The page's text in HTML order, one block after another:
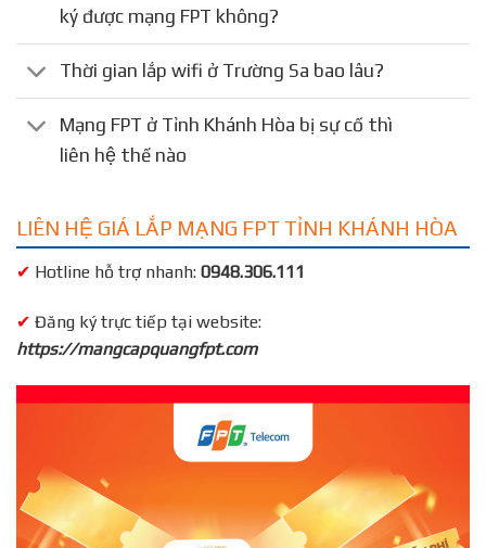
ký được mạng FPT không?
Thời gian lắp wifi ở Trường Sa bao lâu?
Mạng FPT ở Tỉnh Khánh Hòa bị sự cố thì
liên hệ thế nào
LIÊN HỆ GIÁ LẮP MẠNG FPT TỈNH KHÁNH HÒA
✔ Hotline hỗ trợ nhanh: 0948.306.111
✔ Đăng ký trực tiếp tại website:
https://mangcapquangfpt.com